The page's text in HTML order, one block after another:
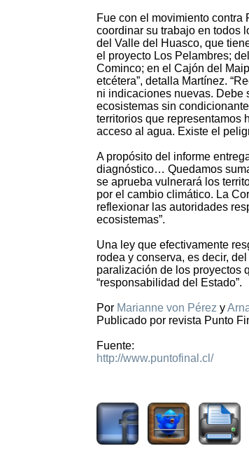
Fue con el movimiento
coordinar su trabajo en todos
del Valle del Huasco, que
el proyecto Los Pelambres;
Cominco; en el Cajón del
etcétera”, detalla Martínez.
ni indicaciones nuevas. Debe
ecosistemas sin
territorios que representamos
acceso al agua. Existe el
A propósito del informe
diagnóstico… Quedamos
se aprueba vulnerará los
por el cambio climático. La
reflexionar las autoridades
ecosistemas”.
Una ley que efectivamente
rodea y conserva, es decir,
paralización de los proyectos
“responsabilidad del Estado”.
Por Marianne von Pérez y
Publicado por revista Punto
Fuente:
http://www.puntofinal.cl/